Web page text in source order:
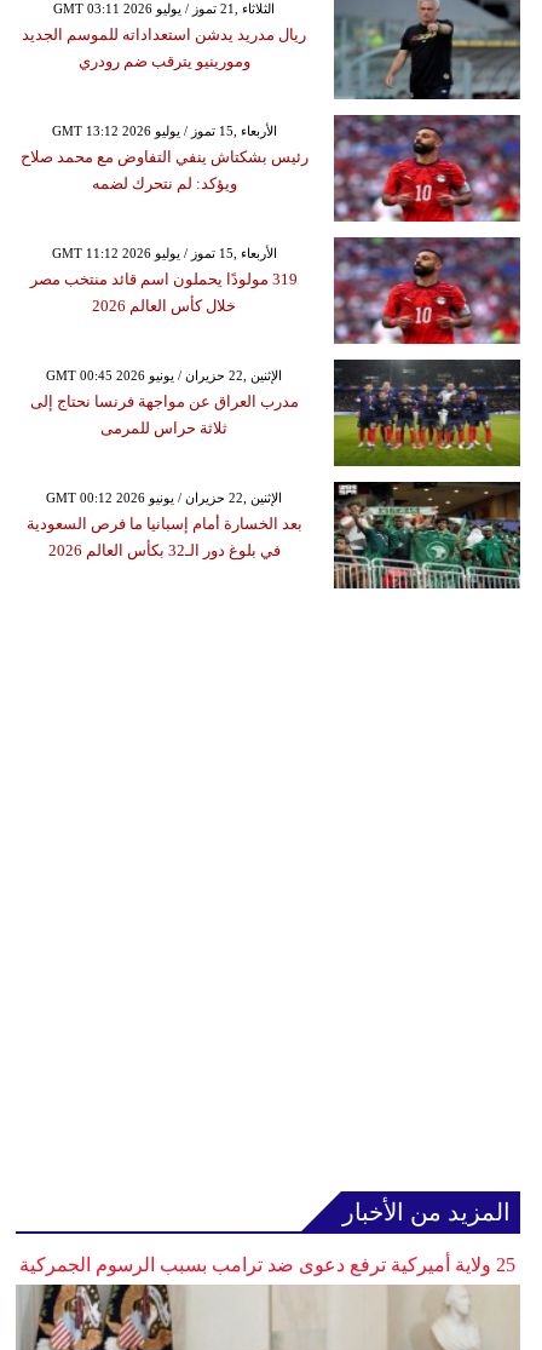
GMT 03:11 2026 الثلاثاء ,21 تموز / يوليو
ريال مدريد يدشن استعداداته للموسم الجديد
ومورينيو يترقب ضم رودري
GMT 13:12 2026 الأربعاء ,15 تموز / يوليو
رئيس بشكتاش ينفي التفاوض مع محمد صلاح
ويؤكد: لم نتحرك لضمه
GMT 11:12 2026 الأربعاء ,15 تموز / يوليو
319 مولودًا يحملون اسم قائد منتخب مصر
خلال كأس العالم 2026
GMT 00:45 2026 الإثنين ,22 حزيران / يونيو
مدرب العراق عن مواجهة فرنسا نحتاج إلى
ثلاثة حراس للمرمى
GMT 00:12 2026 الإثنين ,22 حزيران / يونيو
بعد الخسارة أمام إسبانيا ما فرص السعودية
في بلوغ دور الـ32 بكأس العالم 2026
المزيد من الأخبار
25 ولاية أميركية ترفع دعوى ضد ترامب بسبب الرسوم الجمركية